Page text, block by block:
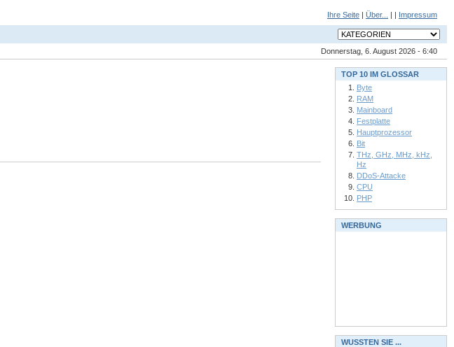
Ihre Seite | Über... | | Impressum
Donnerstag, 6. August 2026 - 6:40
TOP 10 IM GLOSSAR
Byte
RAM
Mainboard
Festplatte
Hauptprozessor
Bit
THz, GHz, MHz, kHz,
Hz
DDoS-Attacke
CPU
PHP
WERBUNG
WUSSTEN SIE ...